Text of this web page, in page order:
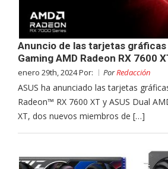
Anuncio de las tarjetas gráficas
Gaming AMD Radeon RX 7600
enero 29th, 2024 Por: PorRedacción
ASUS ha anunciado las tarjetas
Radeon™ RX 7600 XT y ASUS Dual
XT, dos nuevos miembros de […]